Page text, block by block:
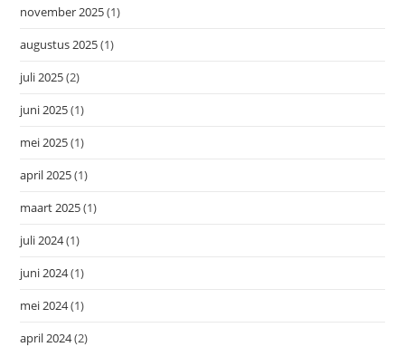
november 2025(1)
augustus 2025(1)
juli 2025(2)
juni 2025(1)
mei 2025(1)
april 2025(1)
maart 2025(1)
juli 2024(1)
juni 2024(1)
mei 2024(1)
april 2024(2)